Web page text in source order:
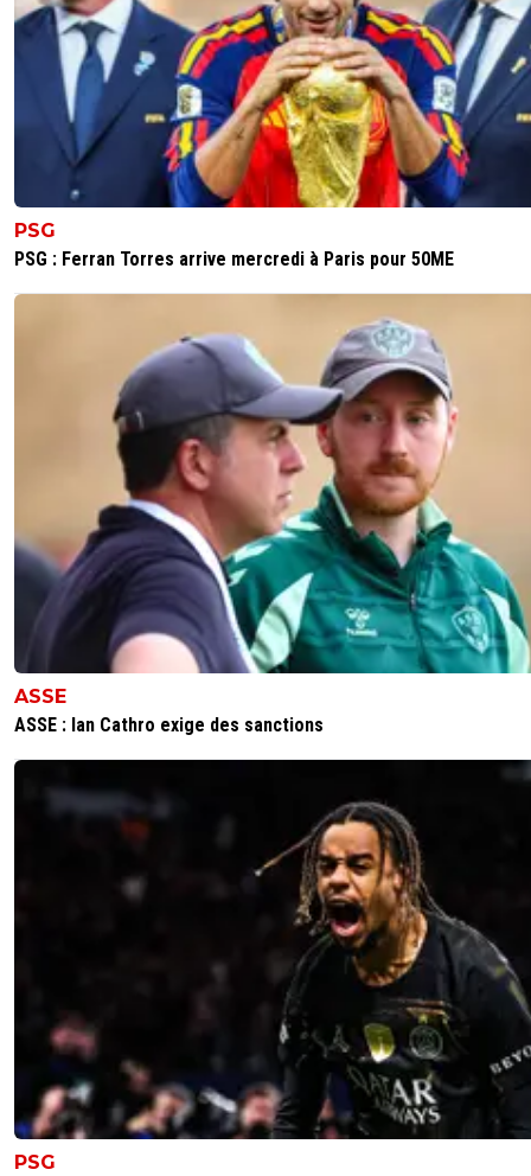
PSG
PSG : Ferran Torres arrive mercredi à Paris pour 50ME
ASSE
ASSE : Ian Cathro exige des sanctions
PSG